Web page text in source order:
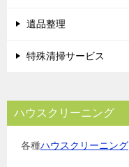
遺品整理
特殊清掃サービス
ハウスクリーニング
各種ハウスクリーニング